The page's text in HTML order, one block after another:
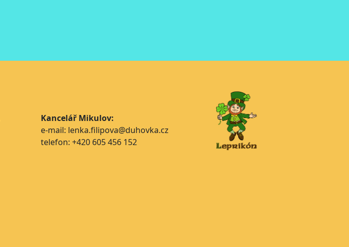
Kancelář Mikulov:
e-mail: lenka.filipova@duhovka.cz
telefon: +420 605 456 152